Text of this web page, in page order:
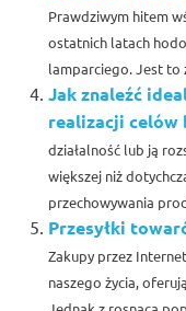
Prawdziwym hitem
ostatnich latach
lamparciego. Jest to
Jak znaleźć
realizacji celów
działalność lub ją
większej niż
przechowywania
Przesyłki
Zakupy przez
naszego życia,